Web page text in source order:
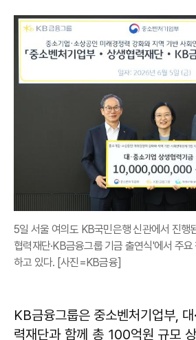
5일 서울 여의도 KB국민은행 신관에서 진행
협력재단·KB금융그룹 기금 출연식'에서 주
하고 있다. [사진=KB금융]
KB금융그룹은 중소벤처기업부, 대
력재단과 함께 총 100억원 규모